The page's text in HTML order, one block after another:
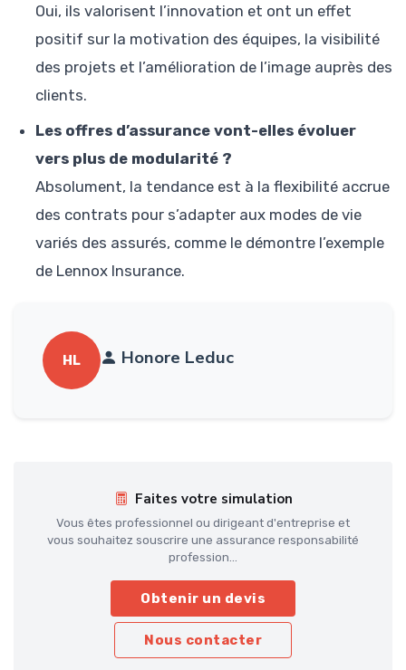
Oui, ils valorisent l’innovation et ont un effet
positif sur la motivation des équipes, la visibilité
des projets et l’amélioration de l’image auprès des
clients.
Les offres d’assurance vont-elles évoluer
vers plus de modularité ?
Absolument, la tendance est à la flexibilité accrue
des contrats pour s’adapter aux modes de vie
variés des assurés, comme le démontre l’exemple
de Lennox Insurance.
HL Honore Leduc
Faites votre simulation
Vous êtes professionnel ou dirigeant d'entreprise et
vous souhaitez souscrire une assurance responsabilité
profession...
Obtenir un devis
Nous contacter